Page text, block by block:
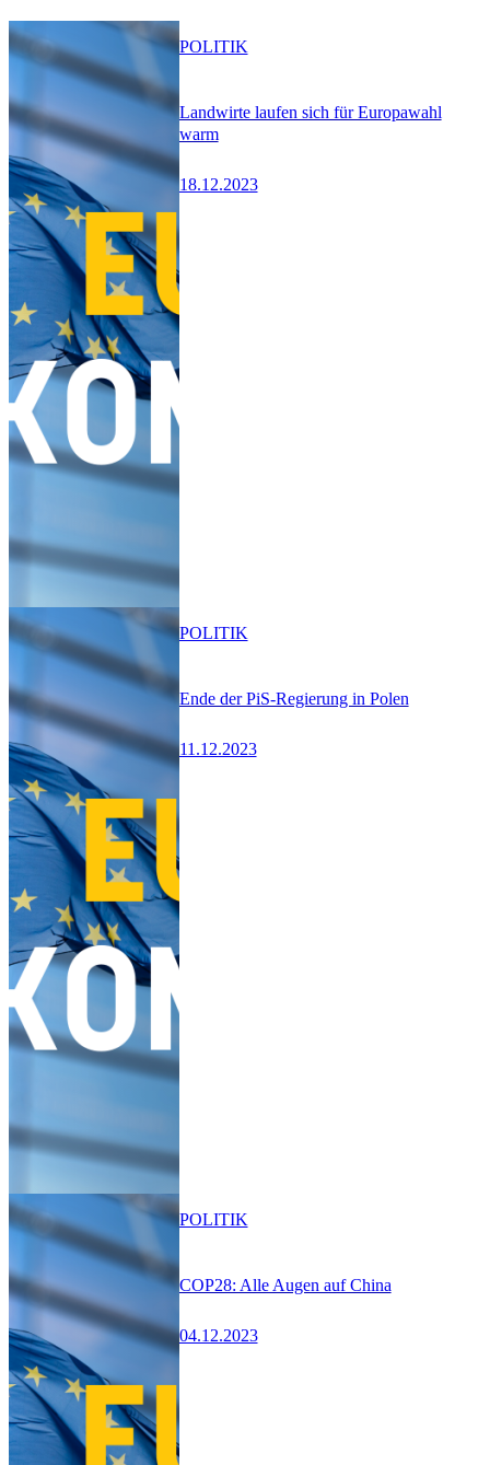
Landwirte laufen sich für Europawahl
warm
18.12.2023
POLITIK
Ende der PiS-Regierung in Polen
11.12.2023
POLITIK
COP28: Alle Augen auf China
04.12.2023
POLITIK